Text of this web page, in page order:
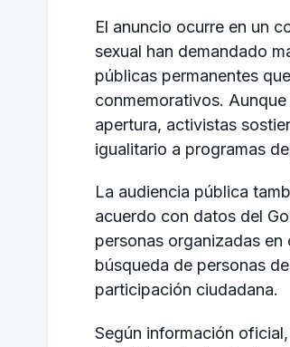
El anuncio ocurre en un
sexual han demandado
públicas permanentes
conmemorativos.
apertura, activistas
igualitario a programas
La audiencia pública
acuerdo con datos del
personas organizadas
búsqueda de personas
participación ciudadana.
Según información